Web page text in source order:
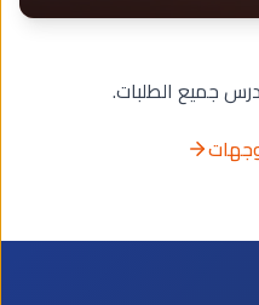
جميع الطلبات.